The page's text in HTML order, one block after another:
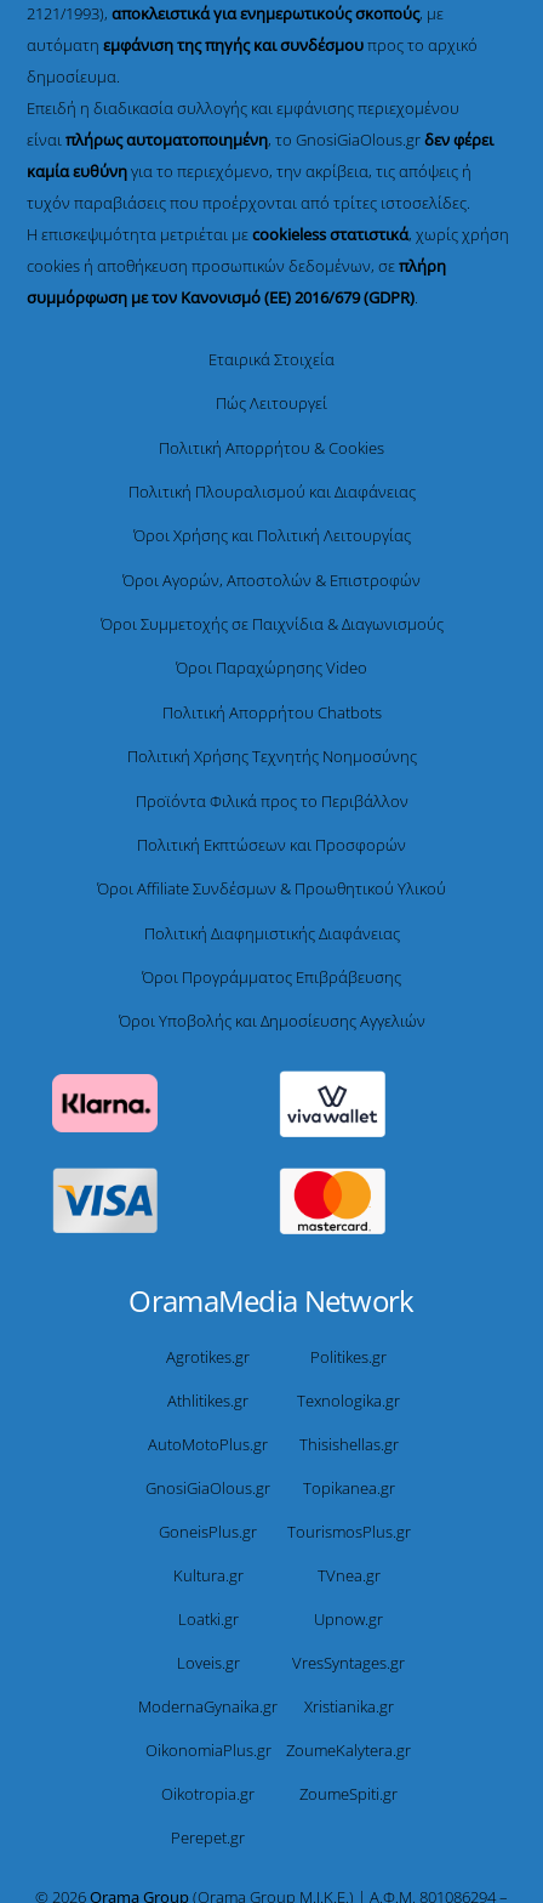
2121/1993), αποκλειστικά για ενημερωτικούς σκοπούς, με
αυτόματηεμφάνιση της πηγής και συνδέσμουπρος το αρχικό
δημοσίευμα.
Επειδή η διαδικασία συλλογής και εμφάνισης περιεχομένου
είναιπλήρως αυτοματοποιημένη, το GnosiGiaOlous.grδεν φέρει
καμία ευθύνηγια το περιεχόμενο, την ακρίβεια, τις απόψεις ή
τυχόν παραβιάσεις που προέρχονται από τρίτες ιστοσελίδες.
Η επισκεψιμότητα μετριέται μεcookieless στατιστικά, χωρίς χρήση
cookies ή αποθήκευση προσωπικών δεδομένων, σεπλήρη
συμμόρφωση με τον Κανονισμό (ΕΕ) 2016/679 (GDPR).
Εταιρικά Στοιχεία
Πώς Λειτουργεί
Πολιτική Απορρήτου & Cookies
Πολιτική Πλουραλισμού και Διαφάνειας
Όροι Χρήσης και Πολιτική Λειτουργίας
Όροι Αγορών, Αποστολών & Επιστροφών
Όροι Συμμετοχής σε Παιχνίδια & Διαγωνισμούς
Όροι Παραχώρησης Video
Πολιτική Απορρήτου Chatbots
Πολιτική Χρήσης Τεχνητής Νοημοσύνης
Προϊόντα Φιλικά προς το Περιβάλλον
Πολιτική Εκπτώσεων και Προσφορών
Όροι Affiliate Συνδέσμων & Προωθητικού Υλικού
Πολιτική Διαφημιστικής Διαφάνειας
Όροι Προγράμματος Επιβράβευσης
Όροι Υποβολής και Δημοσίευσης Αγγελιών
OramaMedia Network
Agrotikes.gr
Politikes.gr
Athlitikes.gr
Texnologika.gr
AutoMotoPlus.gr
Thisishellas.gr
GnosiGiaOlous.gr
Topikanea.gr
GoneisPlus.gr
TourismosPlus.gr
Kultura.gr
TVnea.gr
Loatki.gr
Upnow.gr
Loveis.gr
VresSyntages.gr
ModernaGynaika.gr
Xristianika.gr
OikonomiaPlus.gr
ZoumeKalytera.gr
Oikotropia.gr
ZoumeSpiti.gr
Perepet.gr
© 2026Orama Group(Orama Group Μ.Ι.Κ.Ε.) | Α.Φ.Μ. 801086294 –